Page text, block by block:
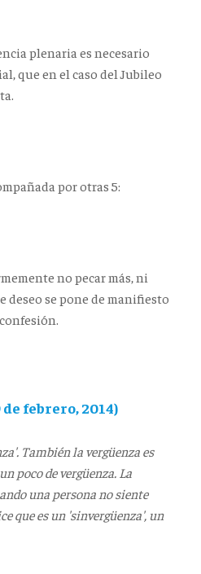
plenaria es necesario
que en el caso del Jubileo
por otras 5:
no pecar más, ni
deseo se pone de manifiesto
de febrero, 2014)
También la vergüenza es
poco de vergüenza. La
una persona no siente
que es un 'sinvergüenza', un